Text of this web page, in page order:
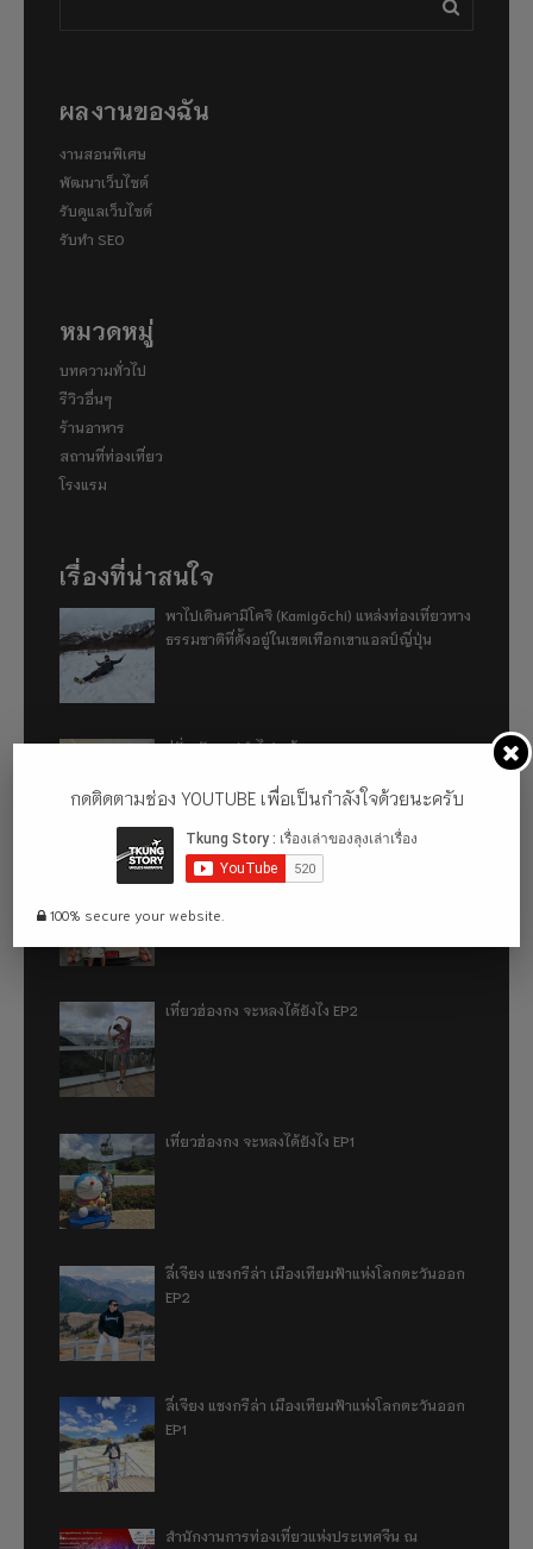
ผลงานของฉัน
งานสอนพิเศษ
พัฒนาเว็บไซต์
รับดูแลเว็บไซต์
รับทำ SEO
หมวดหมู่
บทความทั่วไป
รีวิวอื่นๆ
ร้านอาหาร
สถานที่ท่องเที่ยว
โรงแรม
เรื่องที่น่าสนใจ
พาไปเดินคามิโคจิ (Kamigōchi) แหล่งท่องเที่ยวทาง
ธรรมชาติที่ตั้งอยู่ในเขตเทือกเขาแอลป์ญี่ปุ่น
อู่ฮั่น ฉันมา (ทำไม) แล้ว 2024
รีวิว 1 ปีกับการใช้รถไฟฟ้า ora good cat ultra
เที่ยวฮ่องกง จะหลงได้ยังไง EP2
เที่ยวฮ่องกง จะหลงได้ยังไง EP1
ลี่เจียง แชงกรีล่า เมืองเทียมฟ้าแห่งโลกตะวันออก
EP2
ลี่เจียง แชงกรีล่า เมืองเทียมฟ้าแห่งโลกตะวันออก
EP1
สำนักงานการท่องเที่ยวแห่งประเทศจีน ณ
กดติดตามช่อง YOUTUBE เพื่อเป็นกำลังใจด้วยนะครับ
100% secure your website.